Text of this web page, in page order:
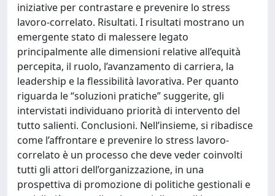
iniziative per contrastare e prevenire lo stress
lavoro-correlato. Risultati. I risultati mostrano un
emergente stato di malessere legato
principalmente alle dimensioni relative all’equità
percepita, il ruolo, l’avanzamento di carriera, la
leadership e la flessibilità lavorativa. Per quanto
riguarda le “soluzioni pratiche” suggerite, gli
intervistati individuano priorità di intervento del
tutto salienti. Conclusioni. Nell’insieme, si ribadisce
come l’affrontare e prevenire lo stress lavoro-
correlato è un processo che deve veder coinvolti
tutti gli attori dell’organizzazione, in una
prospettiva di promozione di politiche gestionali e